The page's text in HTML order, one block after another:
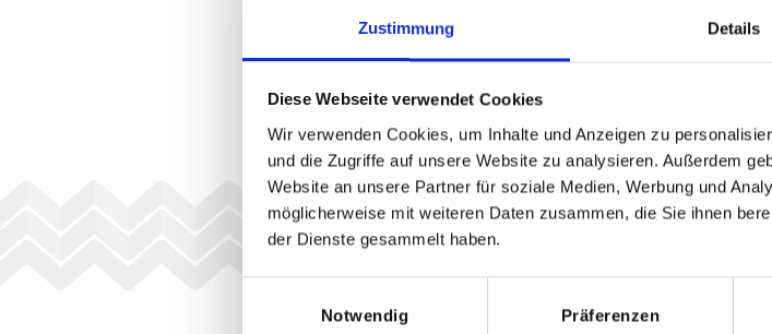
Zustimmung Details
Diese Webseite verwendet Cookies
Wir verwenden Cookies, um Inhalte und Anzeigen zu
und die Zugriffe auf unsere Website zu analysieren. Außerdem
Website an unsere Partner für soziale Medien, Werbung und
möglicherweise mit weiteren Daten zusammen, die Sie ihnen
der Dienste gesammelt haben.
Notwendig
Präferenzen